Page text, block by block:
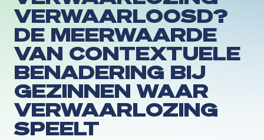
VERWAARLOOSD?
DE MEERWAARDE
VAN CONTEXTUELE
BENADERING BIJ
GEZINNEN WAAR
VERWAARLOZING
SPEELT